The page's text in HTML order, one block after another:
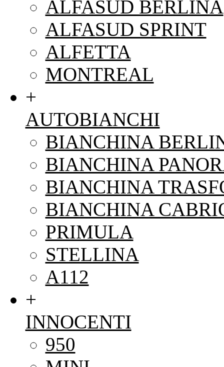
ALFASUD BERLINA
ALFASUD SPRINT
ALFETTA
MONTREAL
+
AUTOBIANCHI
BIANCHINA
BIANCHINA
BIANCHINA
BIANCHINA
PRIMULA
STELLINA
A112
+
INNOCENTI
950